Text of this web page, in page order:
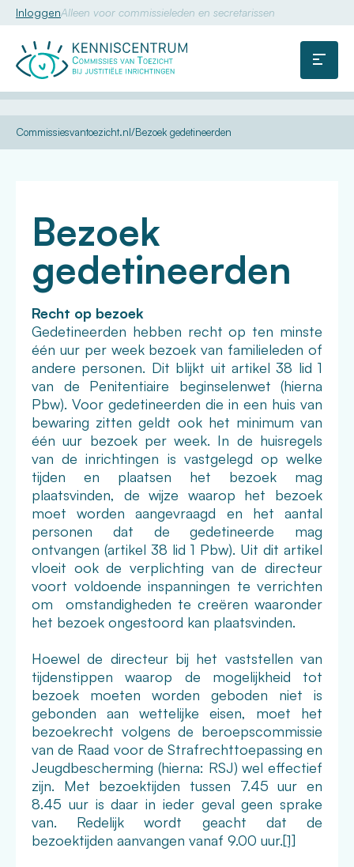
Commissie
Menu
InloggenAlleen voor commissieleden en secretarissen
U
hier:
Commissiesvantoezicht.nl
Kennis
Dossiers
Contact met
buitenwereld
Gedetineerden Bezoek gedetineerden
Bezoek
gedetineerden
Recht op bezoek
Gedetineerden hebben recht op ten minste
één uur per week bezoek van familieleden of
andere personen. Dit blijkt uit artikel 38 lid 1
van de Penitentiaire beginselenwet (hierna
Pbw). Voor gedetineerden die in een huis van
bewaring zitten geldt ook het minimum van
één uur bezoek per week. In de huisregels
van de inrichtingen is vastgelegd op welke
tijden en plaatsen het bezoek mag
plaatsvinden, de wijze waarop het bezoek
moet worden aangevraagd en het aantal
personen dat de gedetineerde mag
ontvangen (artikel 38 lid 1 Pbw). Uit dit artikel
vloeit ook de verplichting van de directeur
voort voldoende inspanningen te verrichten
om omstandigheden te creëren waaronder
het bezoek ongestoord kan plaatsvinden.
Hoewel de directeur bij het vaststellen van
tijdenstippen waarop de mogelijkheid tot
bezoek moeten worden geboden niet is
gebonden aan wettelijke eisen, moet het
bezoekrecht volgens de beroepscommissie
van de Raad voor de Strafrechttoepassing en
Jeugdbescherming (hierna: RSJ) wel effectief
zijn. Met bezoektijden tussen 7.45 uur en
8.45 uur is daar in ieder geval geen sprake
van. Redelijk wordt geacht dat de
bezoektijden aanvangen vanaf 9.00 uur.[1]